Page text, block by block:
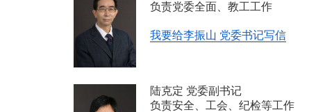
负责党委全面、教工工作
我要给李振山 党委书记写信
陆克定 党委副书记
负责安全、工会、纪检等工作